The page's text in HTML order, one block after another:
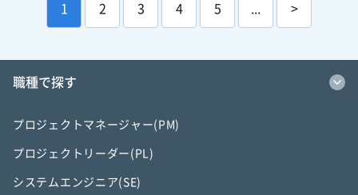
1 2 3 4 5 >
職種で探す
プロジェクトマネージャー(PM)
プロジェクトリーダー(PL)
システムエンジニア(SE)